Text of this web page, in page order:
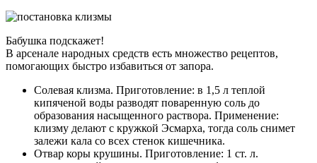
Бабушка подскажет!
В арсенале народных средств есть множество рецептов,
помогающих быстро избавиться от запора.
Солевая клизма. Приготовление: в 1,5 л теплой
кипяченой воды разводят поваренную соль до
образования насыщенного раствора. Применение:
клизму делают с кружкой Эсмарха, тогда соль снимет
залежи кала со всех стенок кишечника.
Отвар коры крушины. Приготовление: 1 ст. л.